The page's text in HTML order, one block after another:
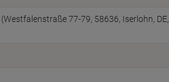
77-79, 58636, Iserlohn, DE,